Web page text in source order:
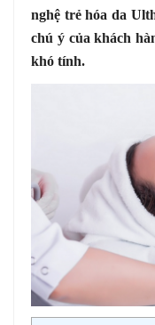
nghệ trẻ hóa da
chú ý của khách
khó tính.